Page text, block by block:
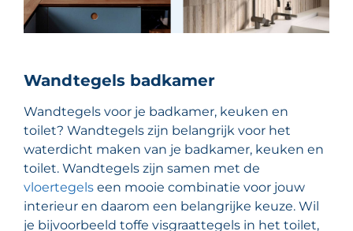
Wandtegels badkamer
Wandtegels voor je badkamer, keuken en
toilet? Wandtegels zijn belangrijk voor het
waterdicht maken van je badkamer, keuken en
toilet. Wandtegels zijn samen met de
vloertegels een mooie combinatie voor jouw
interieur en daarom een belangrijke keuze. Wil
je bijvoorbeeld toffe visgraattegels in het toilet,